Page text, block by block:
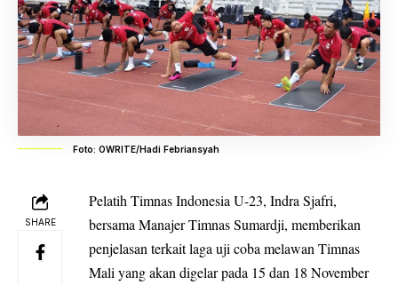
Foto: OWRITE/Hadi Febriansyah
SHARE
Pelatih Timnas Indonesia U-23, Indra Sjafri,
bersama Manajer Timnas Sumardji, memberikan
penjelasan terkait laga uji coba melawan Timnas
Mali yang akan digelar pada 15 dan 18 November